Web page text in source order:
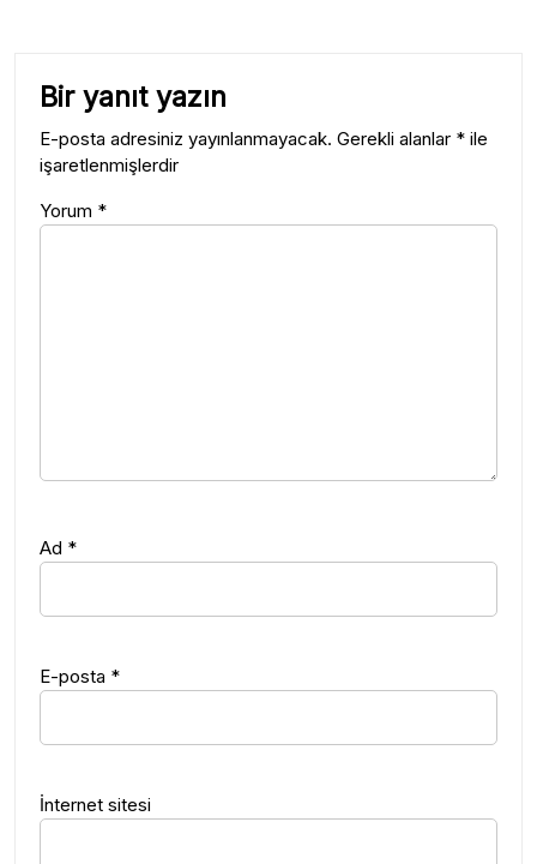
Bir yanıt yazın
E-posta adresiniz yayınlanmayacak. Gerekli alanlar * ile
işaretlenmişlerdir
Yorum *
Ad *
E-posta *
İnternet sitesi